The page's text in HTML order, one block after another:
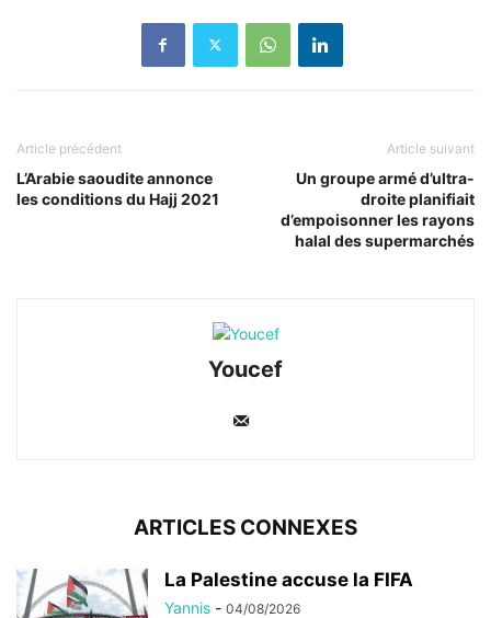
Article précédent
L’Arabie saoudite annonce
les conditions du Hajj 2021
Article suivant
Un groupe armé d’ultra-
droite planifiait
d’empoisonner les rayons
halal des supermarchés
Youcef
ARTICLES CONNEXES
La Palestine accuse la FIFA
Yannis - 04/08/2026